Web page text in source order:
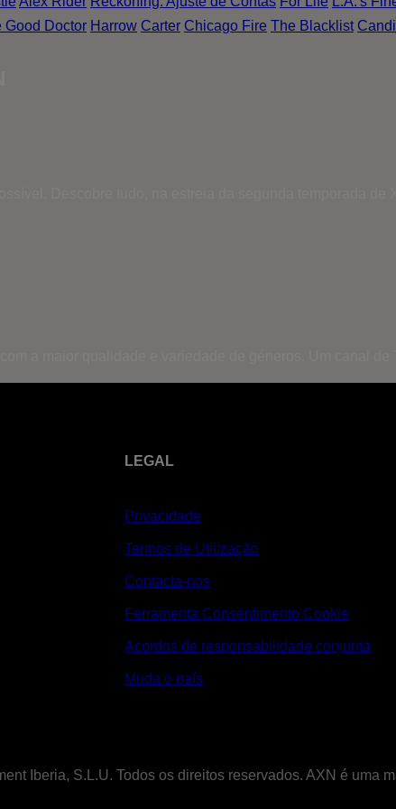
Good Doctor Harrow Carter Chicago Fire The Blacklist
LEGAL
Privacidade
Termos de Utilização
Contacta-nos
Ferramenta Consentimento Cookie
Acordos de responsabilidade conjunta
Muda o país
Iberia, S.L.U. Todos os direitos reservados. AXN é uma